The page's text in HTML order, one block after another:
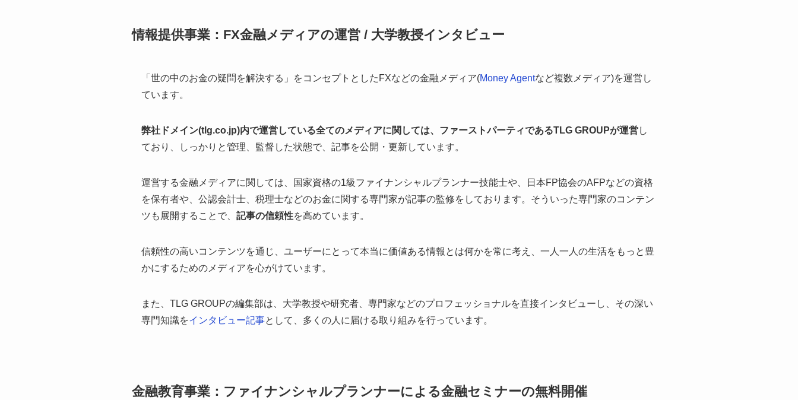
情報提供事業：FX金融メディアの運営 / 大学教授インタビュー
「世の中のお金の疑問を解決する」をコンセプトとしたFXなどの金融メディア(Money Agentなど複数メディア)を運営し
ています。
弊社ドメイン(tlg.co.jp)内で運営している全てのメディアに関しては、ファーストパーティであるTLG GROUPが運営し
ており、しっかりと管理、監督した状態で、記事を公開・更新しています。
運営する金融メディアに関しては、国家資格の1級ファイナンシャルプランナー技能士や、日本FP協会のAFPなどの資格
を保有者や、公認会計士、税理士などのお金に関する専門家が記事の監修をしております。そういった専門家のコンテン
ツも展開することで、 記事の信頼性を高めています。
信頼性の高いコンテンツを通じ、ユーザーにとって本当に価値ある情報とは何かを常に考え、一人一人の生活をもっと豊
かにするためのメディアを心がけています。
また、TLG GROUPの編集部は、大学教授や研究者、専門家などのプロフェッショナルを直接インタビューし、その深い
専門知識をインタビュー記事として、多くの人に届ける取り組みを行っています。
金融教育事業：ファイナンシャルプランナーによる金融セミナーの無料開催